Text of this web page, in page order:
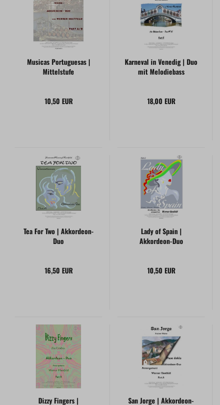
Musicas Portuguesas |
Mittelstufe
10,50 EUR
Karneval in Venedig | Duo
mit Melodiebass
18,00 EUR
Tea For Two | Akkordeon-
Duo
16,50 EUR
Lady of Spain |
Akkordeon-Duo
10,50 EUR
Dizzy Fingers |
San Jorge | Akkordeon-